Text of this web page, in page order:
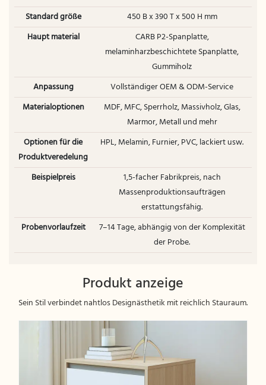
Standard größe
450 B x 390 T x 500 H mm
Haupt material
CARB P2-Spanplatte,
melaminharzbeschichtete Spanplatte,
Gummiholz
Anpassung
Vollständiger OEM & ODM-Service
Materialoptionen
MDF, MFC, Sperrholz, Massivholz, Glas,
Marmor, Metall und mehr
Optionen für die
Produktveredelung
HPL, Melamin, Furnier, PVC, lackiert usw.
Beispielpreis
1,5-facher Fabrikpreis, nach
Massenproduktionsaufträgen
erstattungsfähig.
Probenvorlaufzeit
7–14 Tage, abhängig von der Komplexität
der Probe.
Produkt anzeige
Sein Stil verbindet nahtlos Designästhetik mit reichlich Stauraum.